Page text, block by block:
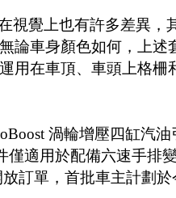
視覺上也有許多差異，
論車身顏色如何，上述
用在車頂、車頭上格柵
渦輪增壓四缸汽油
僅適用於配備六速手排
訂單，首批車主計劃於